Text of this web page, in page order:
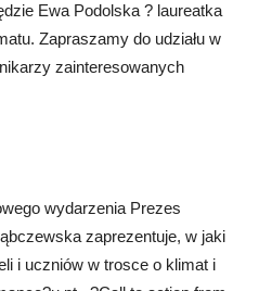
Ewa Podolska ? laureatka
Zapraszamy do udziału w
zainteresowanych
wydarzenia Prezes
zaprezentuje, w jaki
i uczniów w trosce o klimat i